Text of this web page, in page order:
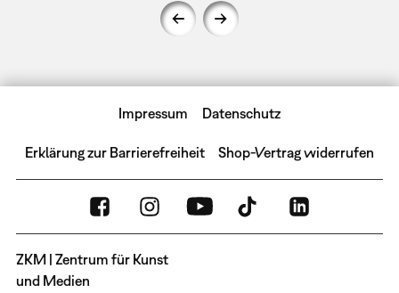
Impressum Datenschutz
Erklärung zur Barrierefreiheit Shop-Vertrag widerrufen
ZKM | Zentrum für Kunst
und Medien